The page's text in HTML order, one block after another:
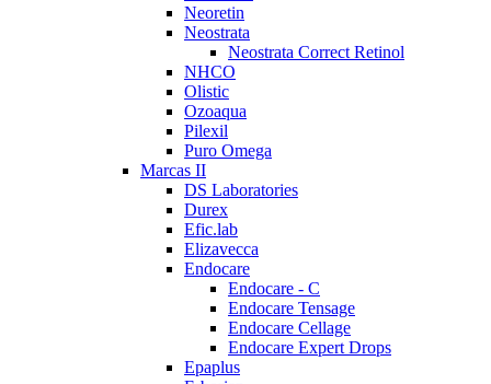
Neoretin
Neostrata
Neostrata Correct Retinol
NHCO
Olistic
Ozoaqua
Pilexil
Puro Omega
Marcas II
DS Laboratories
Durex
Efic.lab
Elizavecca
Endocare
Endocare - C
Endocare Tensage
Endocare Cellage
Endocare Expert Drops
Epaplus